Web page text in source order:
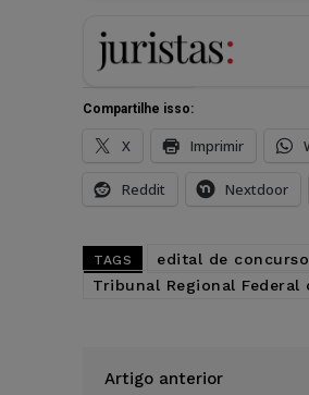
Compartilhe isso:
X Imprimir
Reddit Nextdoor
TAGS edital de
Tribunal Regional Federal
Artigo anterior